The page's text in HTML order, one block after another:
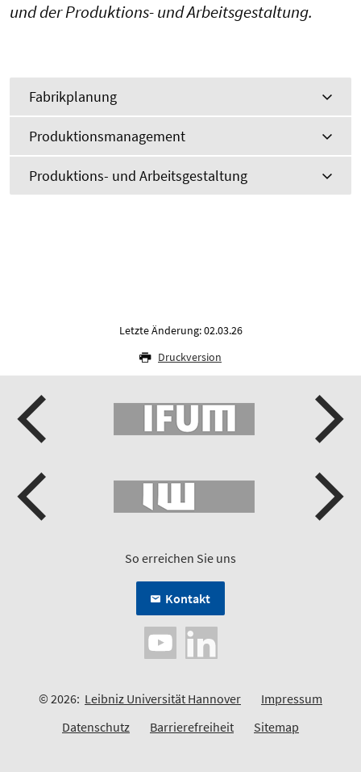
und der Produktions- und Arbeitsgestaltung.
Fabrikplanung
Produktionsmanagement
Produktions- und Arbeitsgestaltung
Letzte Änderung: 02.03.26
Druckversion
So erreichen Sie uns
Kontakt
© 2026: Leibniz Universität Hannover
Impressum
Datenschutz
Barrierefreiheit Sitemap